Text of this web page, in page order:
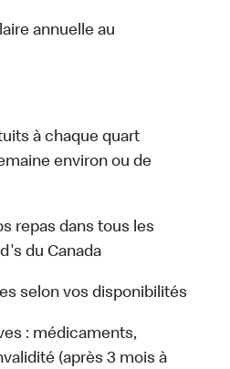
annuelle au
à chaque quart
environ ou de
repas dans tous les
du Canada
selon vos disponibilités
: médicaments,
(après 3 mois à